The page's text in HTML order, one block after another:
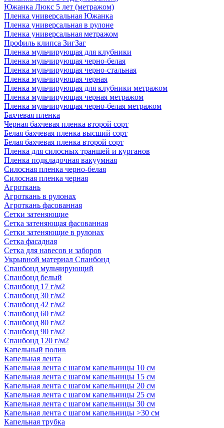
Южанка Люкс 5 лет (метражом)
Пленка универсальная Южанка
Пленка универсальная в рулоне
Пленка универсальная метражом
Профиль клипса ЗигЗаг
Пленка мульчирующая для клубники
Пленка мульчирующая черно-белая
Пленка мульчирующая черно-стальная
Пленка мульчирующая черная
Пленка мульчирующая для клубники метражом
Пленка мульчирующая черная метражом
Пленка мульчирующая черно-белая метражом
Бахчевая пленка
Черная бахчевая пленка второй сорт
Белая бахчевая пленка высший сорт
Белая бахчевая пленка второй сорт
Пленка для силосных траншей и курганов
Пленка подкладочная вакуумная
Силосная пленка черно-белая
Силосная пленка черная
Агроткань
Агроткань в рулонах
Агроткань фасованная
Сетки затеняющие
Сетка затеняющая фасованная
Сетки затеняющие в рулонах
Сетка фасадная
Сетка для навесов и заборов
Укрывной материал Спанбонд
Спанбонд мульчирующий
Спанбонд белый
Спанбонд 17 г/м2
Спанбонд 30 г/м2
Спанбонд 42 г/м2
Спанбонд 60 г/м2
Спанбонд 80 г/м2
Спанбонд 90 г/м2
Спанбонд 120 г/м2
Капельный полив
Капельная лента
Капельная лента с шагом капельницы 10 см
Капельная лента с шагом капельницы 15 см
Капельная лента с шагом капельницы 20 см
Капельная лента с шагом капельницы 25 см
Капельная лента с шагом капельницы 30 см
Капельная лента с шагом капельницы >30 см
Капельная трубка